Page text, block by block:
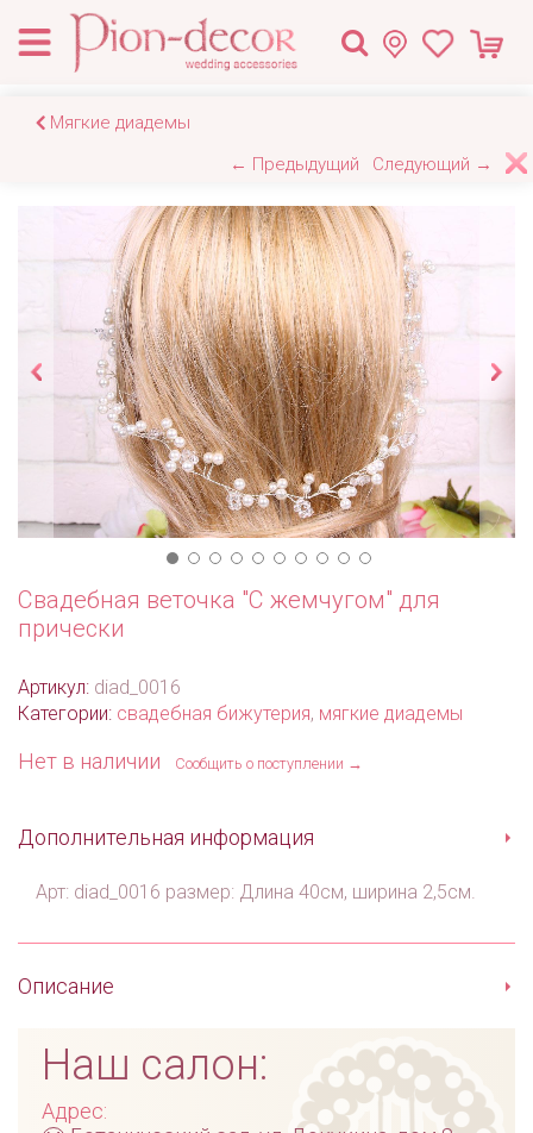
Мягкие диадемы
← Предыдущий
Следующий →
Свадебная веточка "С жемчугом" для
прически
Артикул: diad_0016
Категории: свадебная бижутерия, мягкие диадемы
Нет в наличии Сообщить о поступлении →
Дополнительная информация
Арт: diad_0016 размер: Длина 40см, ширина 2,5см.
Описание
Наш салон:
Адрес: